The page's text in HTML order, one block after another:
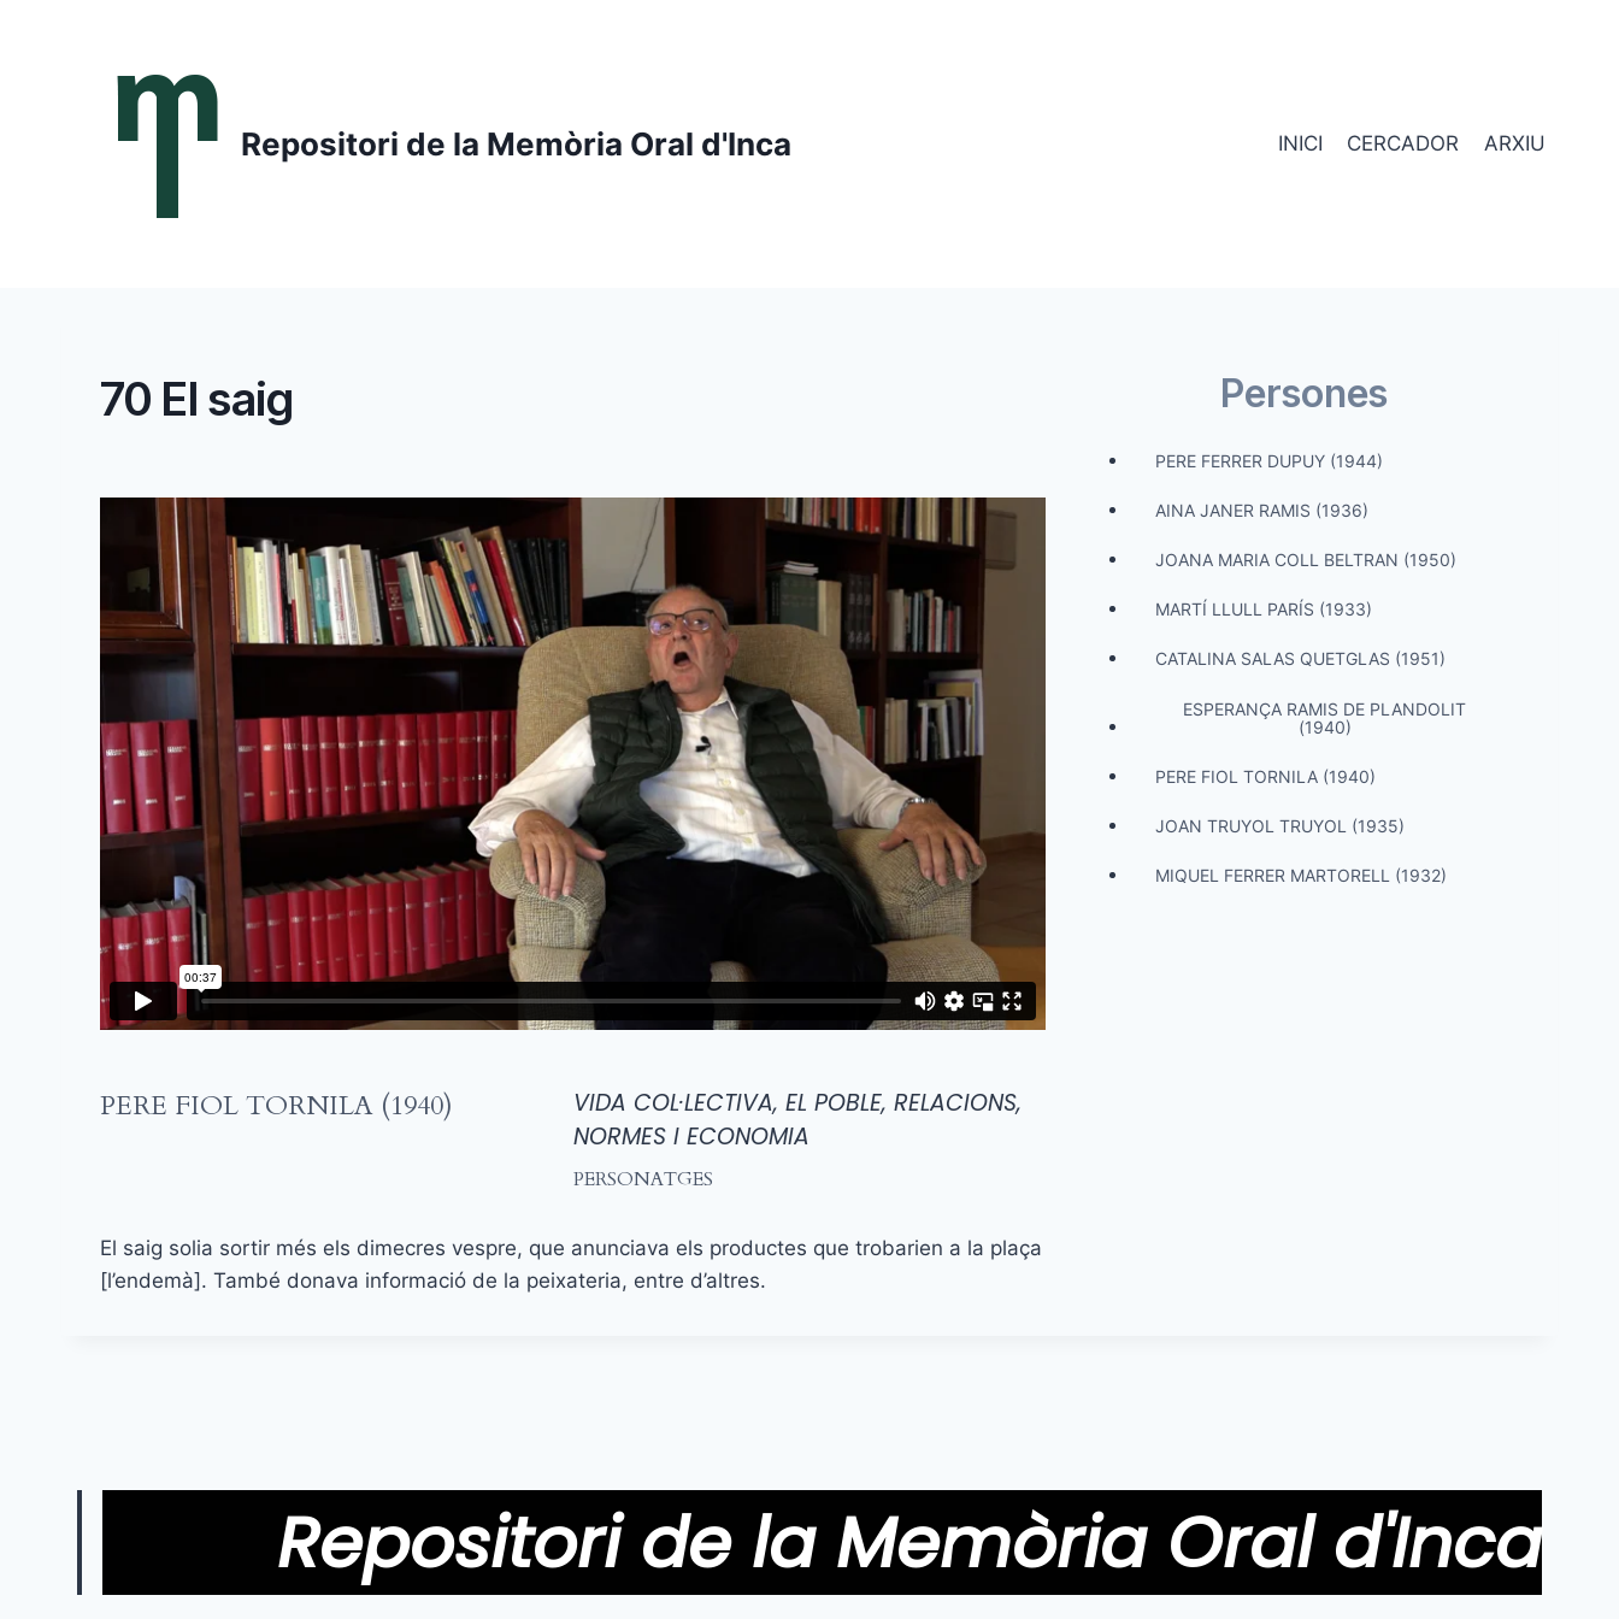
Repositori de la Memòria Oral d'Inca INICI CERCADOR ARXIU
70 El saig
PERE FIOL TORNILA (1940)
VIDA COL·LECTIVA, EL POBLE, RELACIONS,
NORMES I ECONOMIA
PERSONATGES
El saig solia sortir més els dimecres vespre, que anunciava els productes que trobarien a la plaça
[l’endemà]. També donava informació de la peixateria, entre d’altres.
Persones
PERE FERRER DUPUY (1944)
AINA JANER RAMIS (1936)
JOANA MARIA COLL BELTRAN (1950)
MARTÍ LLULL PARÍS (1933)
CATALINA SALAS QUETGLAS (1951)
ESPERANÇA RAMIS DE PLANDOLIT
(1940)
PERE FIOL TORNILA (1940)
JOAN TRUYOL TRUYOL (1935)
MIQUEL FERRER MARTORELL (1932)
Repositori de la Memòria Oral d'Inca